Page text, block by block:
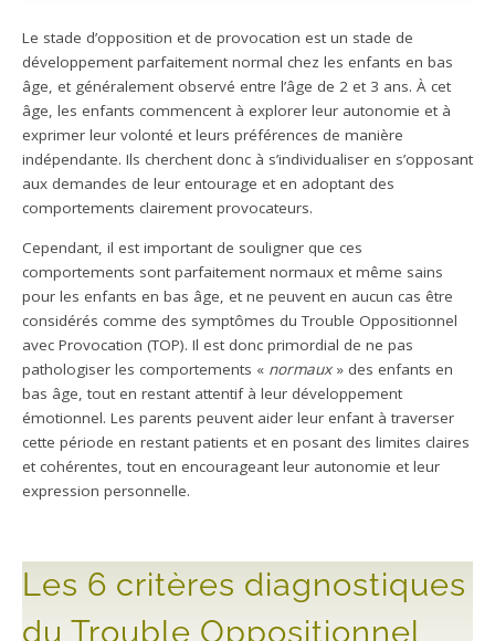
Le stade d’opposition et de provocation est un stade de
développement parfaitement normal chez les enfants en bas
âge, et généralement observé entre l’âge de 2 et 3 ans. À cet
âge, les enfants commencent à explorer leur autonomie et à
exprimer leur volonté et leurs préférences de manière
indépendante. Ils cherchent donc à s’individualiser en s’opposant
aux demandes de leur entourage et en adoptant des
comportements clairement provocateurs.
Cependant, il est important de souligner que ces
comportements sont parfaitement normaux et même sains
pour les enfants en bas âge, et ne peuvent en aucun cas être
considérés comme des symptômes du Trouble Oppositionnel
avec Provocation (TOP). Il est donc primordial de ne pas
pathologiser les comportements « normaux» des enfants en
bas âge, tout en restant attentif à leur développement
émotionnel. Les parents peuvent aider leur enfant à traverser
cette période en restant patients et en posant des limites claires
et cohérentes, tout en encourageant leur autonomie et leur
expression personnelle.
Les 6 critères diagnostiques
du Trouble Oppositionnel